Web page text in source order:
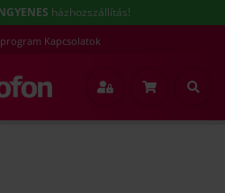
házhozszállítás!
Kapcsolatok